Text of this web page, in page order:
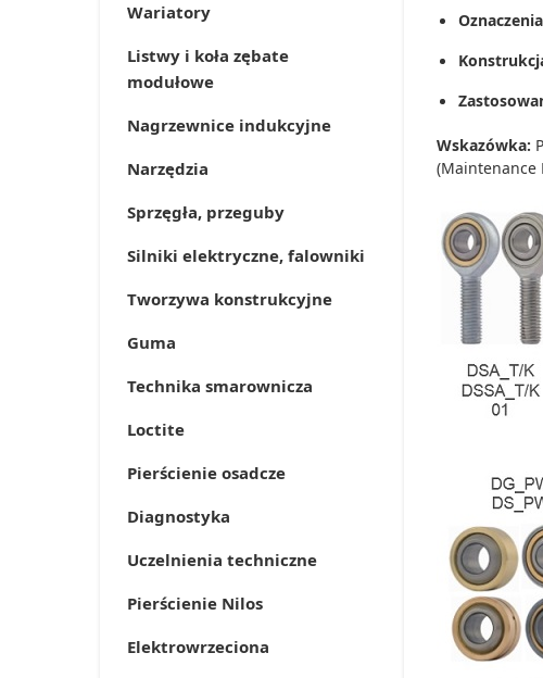
Wariatory
Listwy i koła zębate
modułowe
Nagrzewnice indukcyjne
Narzędzia
Sprzęgła, przeguby
Silniki elektryczne, falowniki
Tworzywa konstrukcyjne
Guma
Technika smarownicza
Loctite
Pierścienie osadcze
Diagnostyka
Uczelnienia techniczne
Pierścienie Nilos
Elektrowrzeciona
Wskazówka:
(Maintenance